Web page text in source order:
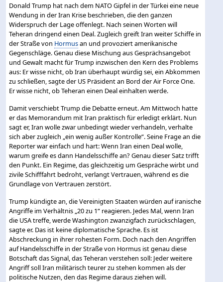
Donald Trump hat nach dem NATO Gipfel in der Türkei eine neue
Wendung in der Iran Krise beschrieben, die den ganzen
Widerspruch der Lage offenlegt. Nach seinen Worten will
Teheran dringend einen Deal. Zugleich greift Iran weiter Schiffe in
der Straße von Hormusan und provoziert amerikanische
Gegenschläge. Genau diese Mischung aus Gesprächsangebot
und Gewalt macht für Trump inzwischen den Kern des Problems
aus: Er wisse nicht, ob Iran überhaupt würdig sei, ein Abkommen
zu schließen, sagte der US Präsident an Bord der Air Force One.
Er wisse nicht, ob Teheran einen Deal einhalten werde.
Damit verschiebt Trump die Debatte erneut. Am Mittwoch hatte
er das Memorandum mit Iran praktisch für erledigt erklärt. Nun
sagt er, Iran wolle zwar unbedingt wieder verhandeln, verhalte
sich aber zugleich „ein wenig außer Kontrolle“. Seine Frage an die
Reporter war einfach und hart: Wenn Iran einen Deal wolle,
warum greife es dann Handelsschiffe an? Genau dieser Satz trifft
den Punkt. Ein Regime, das gleichzeitig um Gespräche wirbt und
zivile Schifffahrt bedroht, verlangt Vertrauen, während es die
Grundlage von Vertrauen zerstört.
Trump kündigte an, die Vereinigten Staaten würden auf iranische
Angriffe im Verhältnis „20 zu 1“ reagieren. Jedes Mal, wenn Iran
die USA treffe, werde Washington zwanzigfach zurückschlagen,
sagte er. Das ist keine diplomatische Sprache. Es ist
Abschreckung in ihrer rohesten Form. Doch nach den Angriffen
auf Handelsschiffe in der Straße von Hormus ist genau diese
Botschaft das Signal, das Teheran verstehen soll: Jeder weitere
Angriff soll Iran militärisch teurer zu stehen kommen als der
politische Nutzen, den das Regime daraus ziehen will.